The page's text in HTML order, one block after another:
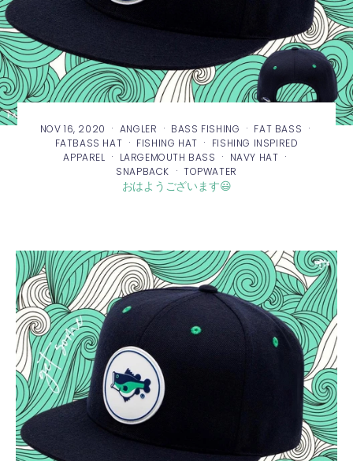
NOV 16, 2020 · ANGLER · BASS FISHING · FAT BASS ·
FATBASS HAT · FISHING HAT · FISHING INSPIRED
APPAREL · LARGEMOUTH BASS · NAVY HAT ·
SNAPBACK · TOPWATER
おはようございます😃